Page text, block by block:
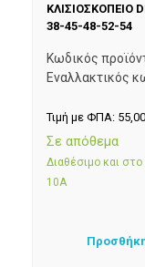
ΚΛΙΣΙΟΣΚΟΠΕΙΟ
38-45-48-52-54
Κωδικός
Εναλλακτικός
Τιμή με ΦΠΑ: 55,00
Σε απόθεμα
Διαθέσιμο και
10Α